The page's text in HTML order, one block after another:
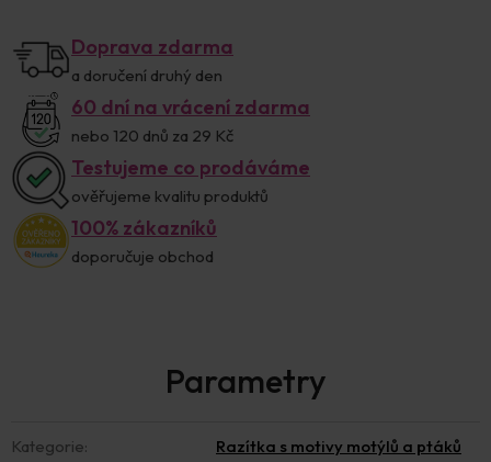
Doprava zdarma
a doručení druhý den
60 dní na vrácení zdarma
nebo 120 dnů za 29 Kč
Testujeme co prodáváme
ověřujeme kvalitu produktů
100% zákazníků
doporučuje obchod
Kategorie: Razítka s motivy motýlů a ptáků